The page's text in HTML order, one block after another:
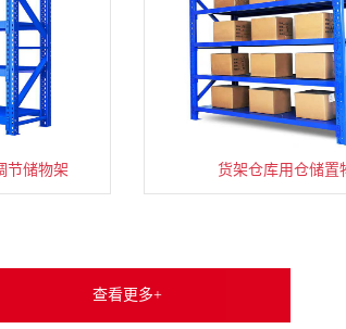
节储物架 货架仓库用仓储置
查看更多+